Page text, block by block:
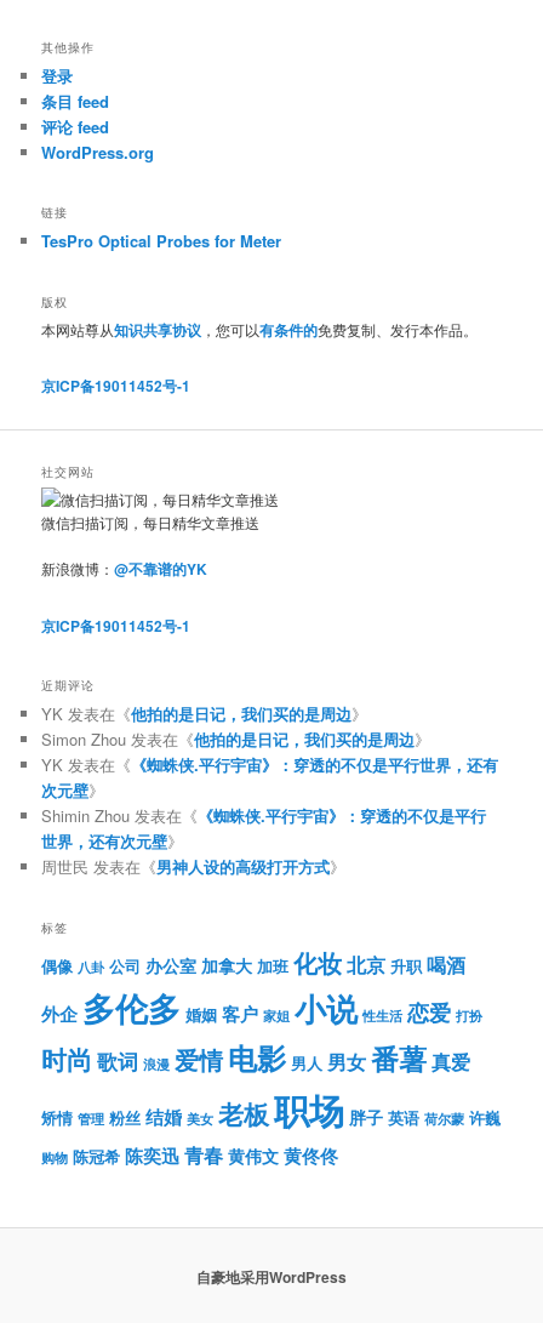
其他操作
登录
条目 feed
评论 feed
WordPress.org
链接
TesPro Optical Probes for Meter
版权
本网站尊从知识共享协议 ，您可以有条件的免费复制、发行本作品。
京ICP备19011452号-1
社交网站
微信扫描订阅，每日精华文章推送
新浪微博：@不靠谱的YK
京ICP备19011452号-1
近期评论
YK 发表在《他拍的是日记，我们买的是周边》
Simon Zhou 发表在《他拍的是日记，我们买的是周边》
YK 发表在《 《蜘蛛侠.平行宇宙》：穿透的不仅是平行世界，还有
次元壁》
Shimin Zhou 发表在《 《蜘蛛侠.平行宇宙》：穿透的不仅是平行
世界，还有次元壁》
周世民 发表在《男神人设的高级打开方式》
标签
偶像 八卦 公司 办公室 加拿大 加班 化妆北京 升职 喝酒
外企 多伦多 婚姻 客户 家姐 小说 性生活 恋爱 打扮
时尚 歌词 浪漫 爱情电影 男人 男女番薯真爱
矫情 管理 粉丝 结婚 美女 老板职场 胖子 英语 荷尔蒙 许巍
购物 陈冠希 陈奕迅 青春 黄伟文 黄佟佟
自豪地采用WordPress